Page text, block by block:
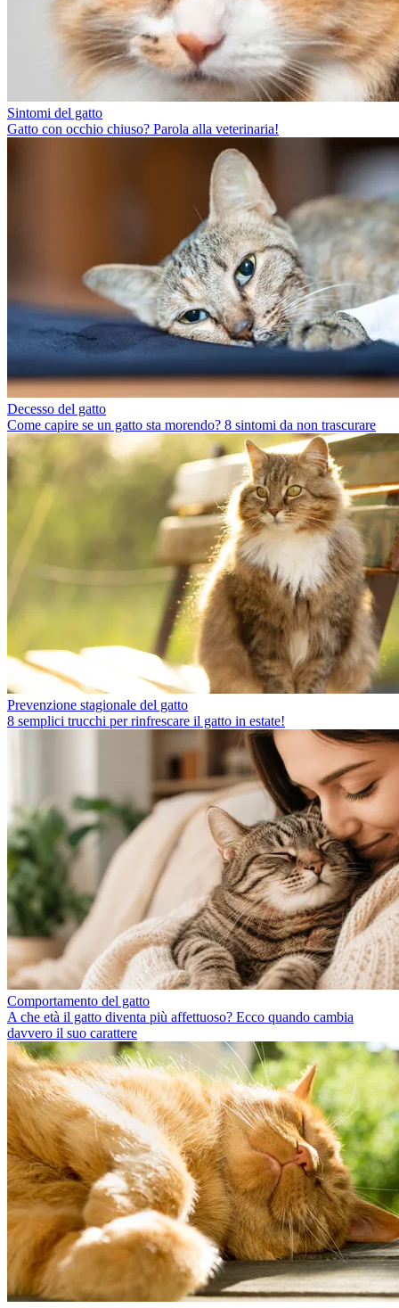
Sintomi del gatto
Gatto con occhio chiuso? Parola alla veterinaria!
Decesso del gatto
Come capire se un gatto sta morendo? 8 sintomi da non trascurare
Prevenzione stagionale del gatto
8 semplici trucchi per rinfrescare il gatto in estate!
Comportamento del gatto
A che età il gatto diventa più affettuoso? Ecco quando cambia
davvero il suo carattere